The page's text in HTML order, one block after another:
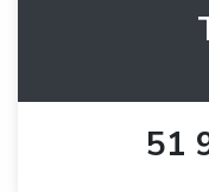
51